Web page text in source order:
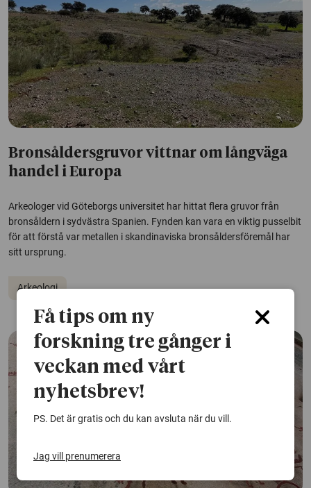
Bronsåldersgruvor vittnar om långväga
handel i Europa
Arkeologer vid Göteborgs universitet har hittat flera gruvor från
bronsåldern i sydvästra Spanien. Fynden kan vara en viktig pusselbit
för att förstå var metallen i skandinaviska bronsåldersföremål har
sitt ursprung.
Arkeologi
Få tips om ny
forskning tre gånger i
veckan med vårt
nyhetsbrev!
PS. Det är gratis och du kan avsluta när du vill.
Jag vill prenumerera